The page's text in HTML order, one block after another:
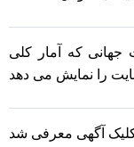
که آمار کلی